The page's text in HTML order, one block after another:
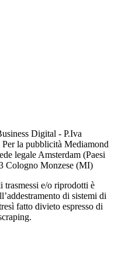
Digital - P.Iva
la pubblicità Mediamond
legale Amsterdam (Paesi
Cologno Monzese (MI)
trasmessi e/o riprodotti è
di sistemi di
fatto divieto espresso di